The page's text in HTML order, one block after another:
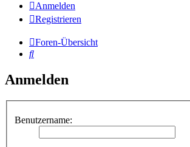
Anmelden
Registrieren
Foren-Übersicht
Suche
Anmelden
Benutzername: